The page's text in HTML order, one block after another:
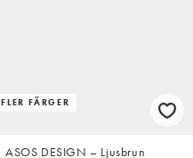
FLER FÄRGER
ASOS DESIGN – Ljusbrun